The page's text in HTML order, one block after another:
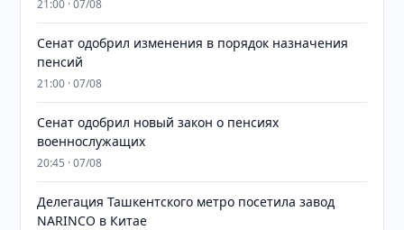
21:00 · 07/08
Сенат одобрил изменения в порядок назначения
пенсий
21:00 · 07/08
Сенат одобрил новый закон о пенсиях
военнослужащих
20:45 · 07/08
Делегация Ташкентского метро посетила завод
NARINCO в Китае